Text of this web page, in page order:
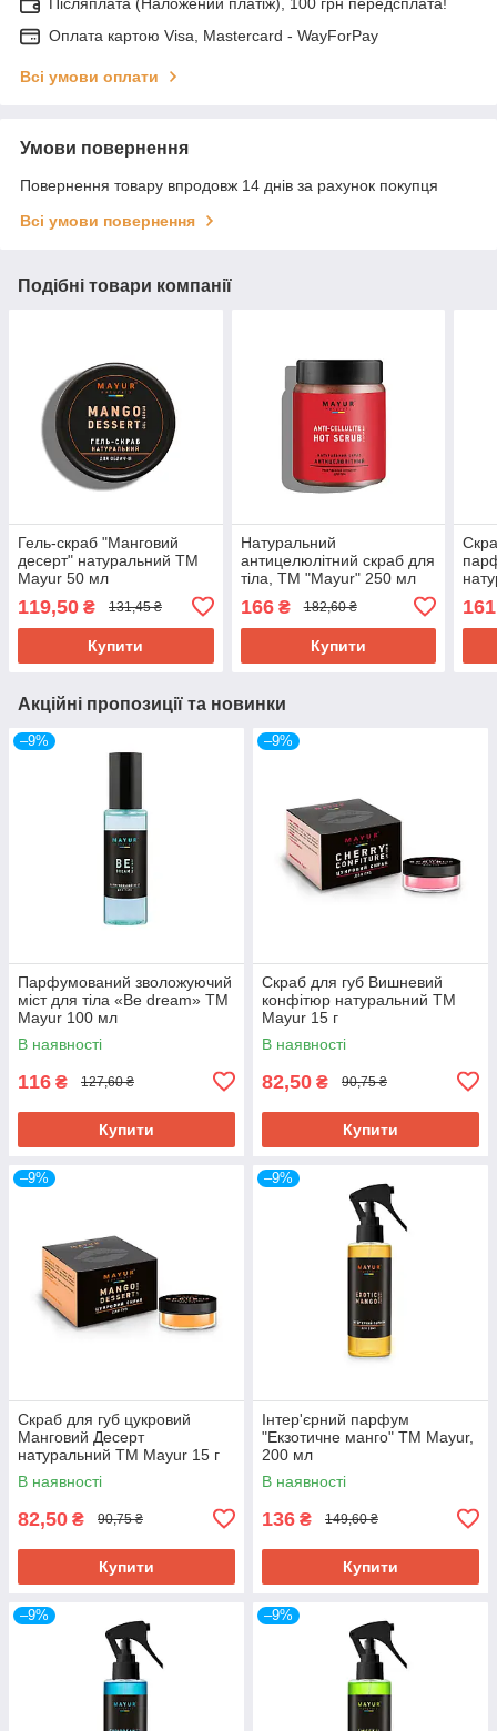
Післяплата (Наложений платіж), 100 грн передсплата!
Оплата картою Visa, Mastercard - WayForPay
Всі умови оплати
Умови повернення
Повернення товару впродовж 14 днів за рахунок покупця
Всі умови повернення
Подібні товари компанії
Гель-скраб "Манговий
десерт" натуральний TM
Mayur 50 мл
119,50 ₴ 131,45 ₴
Купити
Натуральний
антицелюлітний скраб для
тіла, TM "Mayur" 250 мл
166₴ 182,60 ₴
Купити
Акційні пропозиції та новинки
–9%
Парфумований зволожуючий
міст для тіла «Be dream» ТМ
Mayur 100 мл
В наявності
116 ₴ 127,60 ₴
Купити
–9%
Скраб для губ Вишневий
конфітюр натуральний ТМ
Mayur 15 г
В наявності
82,50 ₴ 90,75 ₴
Купити
–9%
Скраб для губ цукровий
Манговий Десерт
натуральний ТМ Mayur 15 г
В наявності
82,50 ₴ 90,75 ₴
Купити
–9%
Інтер'єрний парфум
"Екзотичне манго" ТМ Mayur,
200 мл
В наявності
136 ₴ 149,60 ₴
Купити
–9% –9%